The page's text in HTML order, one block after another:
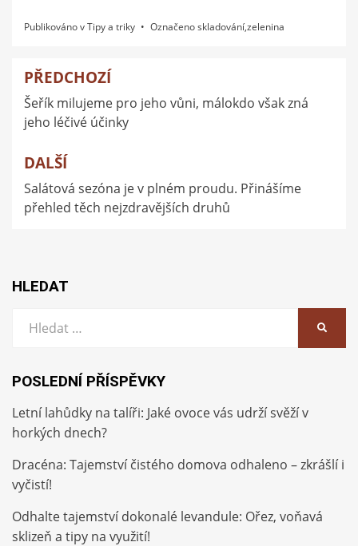
Publikováno vTipy a triky Označenoskladování,zelenina
Navigace
pro
příspěvek
PŘEDCHOZÍ
Šeřík milujeme pro jeho vůni, málokdo však zná
jeho léčivé účinky
DALŠÍ
Salátová sezóna je v plném proudu. Přinášíme
přehled těch nejzdravějších druhů
HLEDAT
POSLEDNÍ PŘÍSPĚVKY
Letní lahůdky na talíři: Jaké ovoce vás udrží svěží v
horkých dnech?
Dracéna: Tajemství čistého domova odhaleno – zkrášlí i
vyčistí!
Odhalte tajemství dokonalé levandule: Ořez, voňavá
sklizeň a tipy na využití!